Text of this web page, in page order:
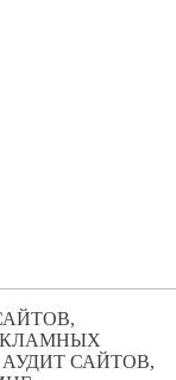
САЙТОВ,